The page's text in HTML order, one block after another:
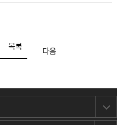
목록 다음